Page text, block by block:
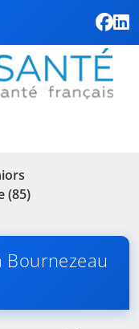
(85)
Bournezeau